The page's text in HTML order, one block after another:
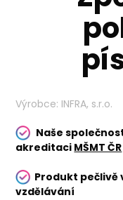
Výrobce: INFRA, s.r.o.
Naše
akreditaci MŠMT ČR
Produkt pečlivě
vzdělávání